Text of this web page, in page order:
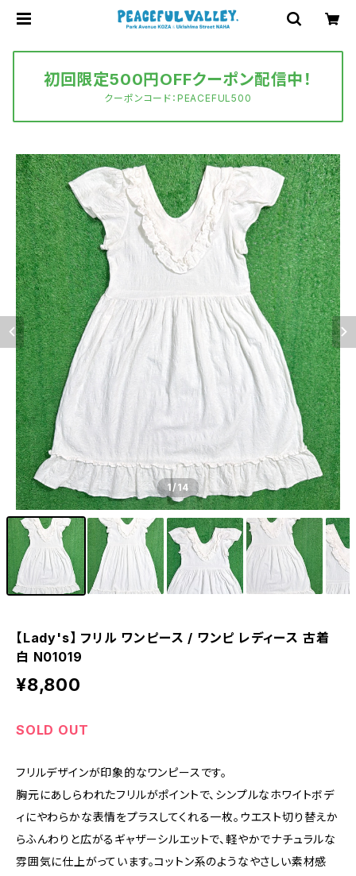
初回限定500円OFFクーポン配信中！
クーポンコード：PEACEFUL500
1/14
【Lady's】 フリル ワンピース / ワンピ レディース 古着
白 N01019
¥8,800
SOLD OUT
フリルデザインが印象的なワンピースです。
胸元にあしらわれたフリルがポイントで、シンプルなホワイトボデ
ィにやわらかな表情をプラスしてくれる一枚。ウエスト切り替えか
らふんわりと広がるギャザーシルエットで、軽やかでナチュラルな
雰囲気に仕上がっています。コットン系のようなやさしい素材感